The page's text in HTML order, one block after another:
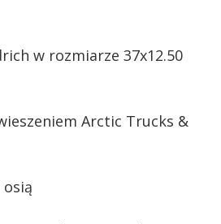
w rozmiarze 37x12.50
Arctic Trucks &